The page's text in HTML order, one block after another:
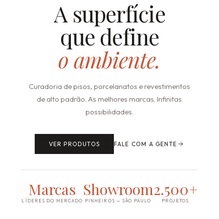
A superfície
que define
o ambiente.
Curadoria de pisos, porcelanatos e revestimentos
de alto padrão. As melhores marcas. Infinitas
possibilidades.
VER PRODUTOS FALE COM A GENTE
Marcas
LÍDERES DO MERCADO
Showroom
PINHEIROS — SÃO PAULO
2.500+
PROJETOS